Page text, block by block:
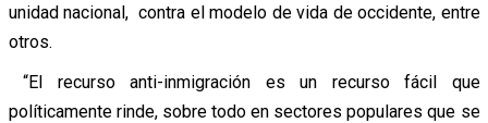
unidad nacional, contra el modelo de vida de occidente, entre
otros.
“El recurso anti-inmigración es un recurso fácil que
políticamente rinde, sobre todo en sectores populares que se